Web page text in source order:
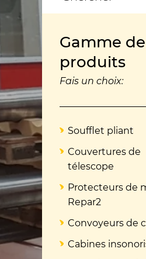
Gamme de
produits
Fais un choix:
Soufflet pliant
Couvertures de
télescope
Protecteurs de
Repar2
Convoyeurs de
Cabines